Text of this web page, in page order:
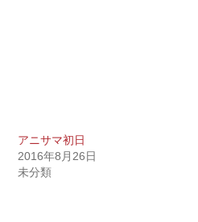
アニサマ初日
2016年8月26日
未分類